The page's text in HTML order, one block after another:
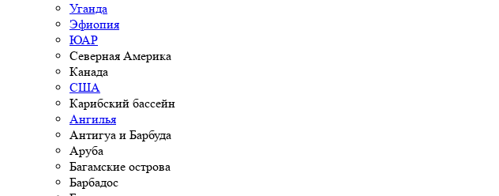
Уганда
Эфиопия
ЮАР
Северная Америка
Канада
США
Карибский бассейн
Ангилья
Антигуа и Барбуда
Аруба
Багамские острова
Барбадос